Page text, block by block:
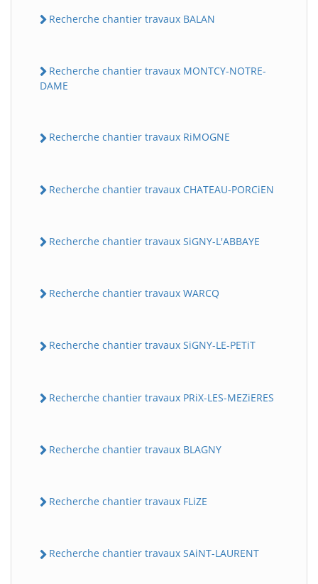
Recherche chantier travaux BALAN
Recherche chantier travaux MONTCY-NOTRE-
DAME
Recherche chantier travaux RiMOGNE
Recherche chantier travaux CHATEAU-PORCiEN
Recherche chantier travaux SiGNY-L'ABBAYE
Recherche chantier travaux WARCQ
Recherche chantier travaux SiGNY-LE-PETiT
Recherche chantier travaux PRiX-LES-MEZiERES
Recherche chantier travaux BLAGNY
Recherche chantier travaux FLiZE
Recherche chantier travaux SAiNT-LAURENT